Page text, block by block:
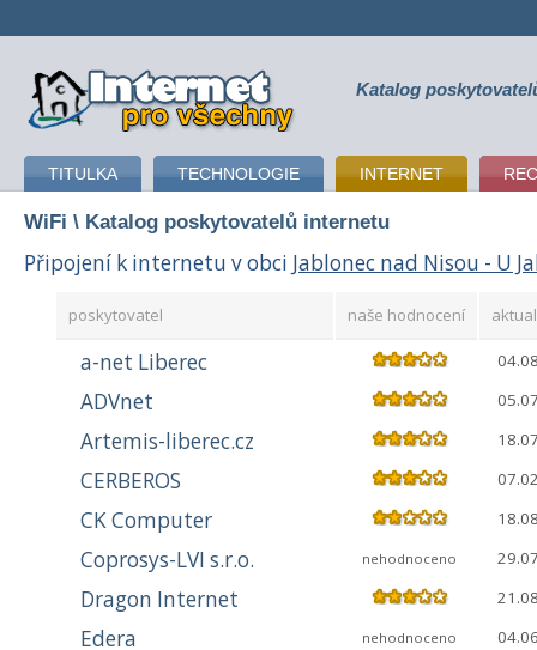
připojení k internetu Katalog
TITULKA TECHNOLOGIE INTERNET
WiFi \ Katalog poskytovatelů internetu
Připojení k internetu v obci Jablonec nad Nisou - U
poskytovatel naše hodnocení
a-net Liberec
ADVnet
Artemis-liberec.cz
CERBEROS
CK Computer
Coprosys-LVI s.r.o. nehodnoceno
Dragon Internet
Edera nehodnoceno